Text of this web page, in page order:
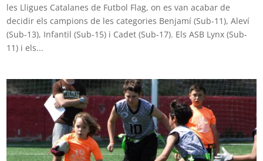
les Lligues Catalanes de Futbol Flag, on es van acabar de
decidir els campions de les categories Benjamí (Sub-11), Aleví
(Sub-13), Infantil (Sub-15) i Cadet (Sub-17). Els ASB Lynx (Sub-
11) i els...